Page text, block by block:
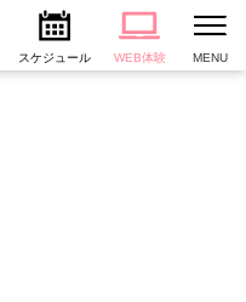
スケジュール WEB体験 MENU